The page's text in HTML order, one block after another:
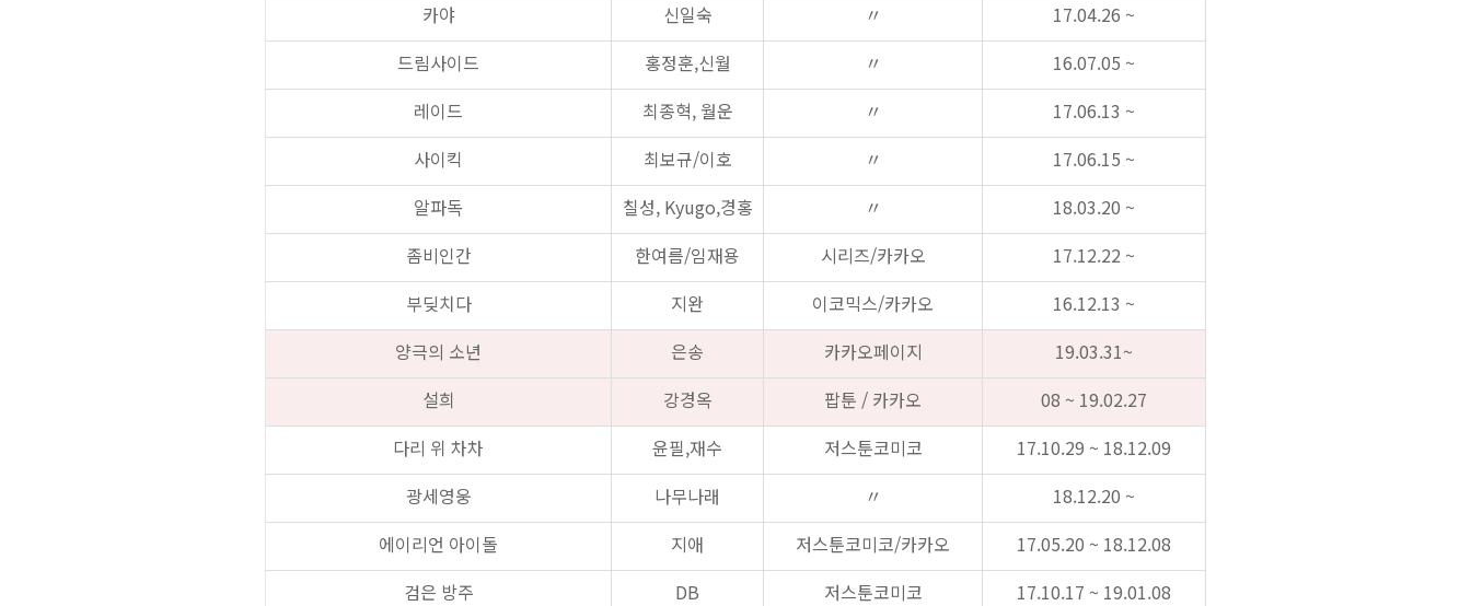
카야
신일숙 〃
17.04.26 ~
드림사이드
홍정훈,신월 〃
16.07.05 ~
레이드
최종혁, 월운 〃
17.06.13 ~
사이킥
최보규/이호 〃
17.06.15 ~
알파독
칠성, Kyugo,경홍 〃
18.03.20 ~
좀비인간
한여름/임재용 시리즈/카카오
17.12.22 ~
부딪치다
지완 이코믹스/카카오
16.12.13 ~
양극의 소년
은송 카카오페이지
19.03.31~
설희
강경옥 팝툰 / 카카오
08 ~ 19.02.27
다리 위 차차
윤필,재수 저스툰코미코
17.10.29 ~ 18.12.09
광세영웅
나무나래 〃
18.12.20 ~
에이리언 아이돌
지애 저스툰코미코/카카오
17.05.20 ~ 18.12.08
검은 방주
DB 저스툰코미코
17.10.17 ~ 19.01.08